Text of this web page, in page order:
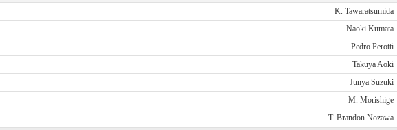
K. Tawaratsumida
Naoki Kumata
Pedro Perotti
Takuya Aoki
Junya Suzuki
M. Morishige
T. Brandon Nozawa